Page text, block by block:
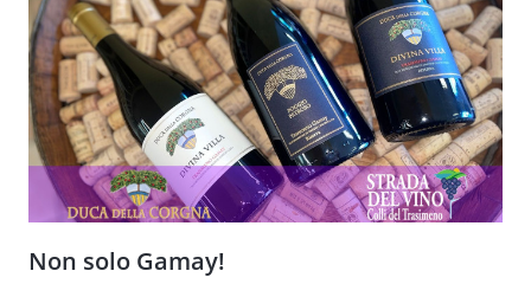
Non solo Gamay!